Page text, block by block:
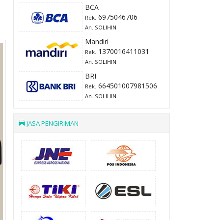
BCA
Rek. 6975046706
An. SOLIHIN
Mandiri
Rek. 1370016411031
An. SOLIHIN
BRI
Rek. 664501007981506
An. SOLIHIN
JASA PENGIRIMAN